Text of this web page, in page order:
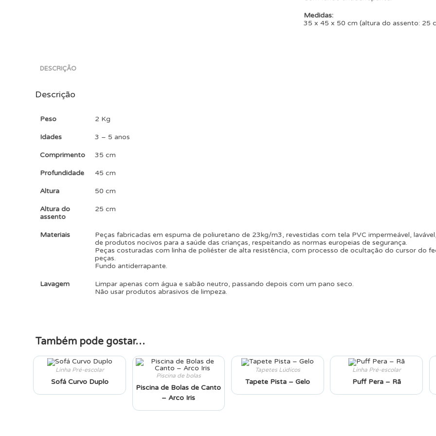
Medidas:
35 x 45 x 50 cm (altura do assento: 25
DESCRIÇÃO
Descrição
Peso 2 Kg
Idades 3 – 5 anos
Comprimento 35 cm
Profundidade 45 cm
Altura 50 cm
Altura do
assento
25 cm
Materiais
Peças fabricadas em espuma de poliuretano de 23kg/m3, revestidas com tela PVC impermeável,
de produtos nocivos para a saúde das crianças, respeitando as normas europeias de segurança.
Peças costuradas com linha de poliéster de alta resistência, com processo de ocultação do cursor do
peças.
Fundo antiderrapante.
Lavagem
Limpar apenas com água e sabão neutro, passando depois com um pano seco.
Não usar produtos abrasivos de limpeza.
Também pode gostar…
Linha Pré-escolar
Sofá Curvo Duplo
Piscina de bolas
Piscina de Bolas de Canto
– Arco Iris
Tapetes Lúdicos
Tapete Pista – Gelo
Linha Pré-escolar
Puff Pera – Rã